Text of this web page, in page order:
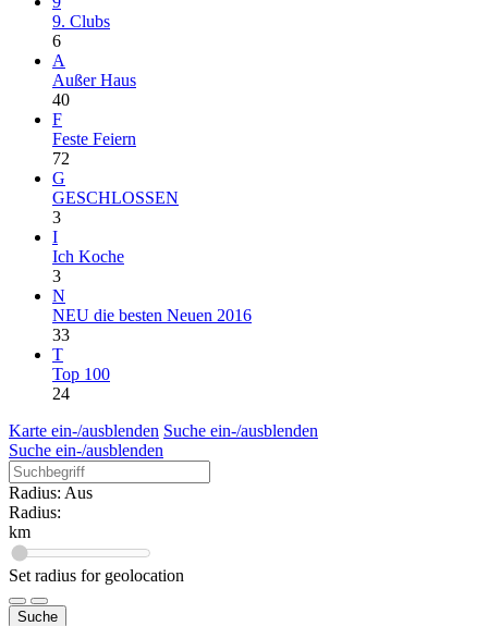
9. Clubs
6
A
Außer Haus
40
F
Feste Feiern
72
G
GESCHLOSSEN
3
I
Ich Koche
3
N
NEU die besten Neuen 2016
33
T
Top 100
24
Karte ein-/ausblenden Suche ein-/ausblenden
Suche ein-/ausblenden
Radius: Aus
Radius:
km
Set radius for geolocation
Suche